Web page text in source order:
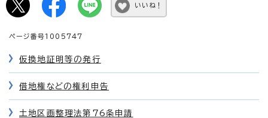
いいね！
ページ番号1005747
仮換地証明等の発行
借地権などの権利申告
土地区画整理法第76条申請